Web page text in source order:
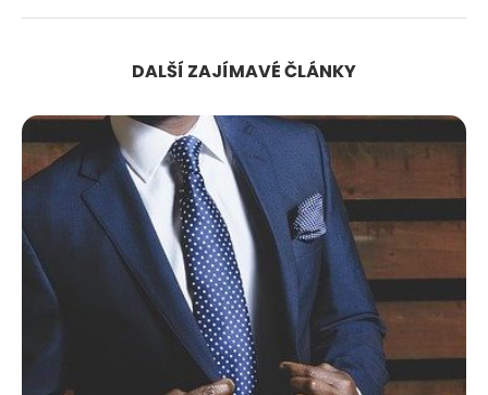
DALŠÍ ZAJÍMAVÉ ČLÁNKY